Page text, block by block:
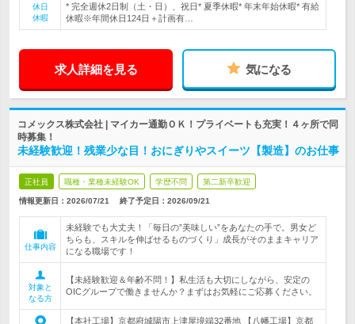
休日
休暇
* 完全週休2日制（土・日）、祝日* 夏季休暇* 年末年始休暇* 有給
休暇※年間休日124日＋計画有…
求人詳細を見る 気になる
コメックス株式会社 | マイカー通勤ＯＫ！プライベートも充実！４ヶ所で同
時募集！
未経験歓迎！残業少な目！おにぎりやスイーツ【製造】のお仕事
正社員 職種・業種未経験OK 学歴不問 第二新卒歓迎
情報更新日：2026/07/21 終了予定日： 2026/09/21
仕事内容
未経験でも大丈夫！「毎日の”美味しい”をあなたの手で。男女ど
ちらも、スキルを伸ばせるものづくり」成長がそのままキャリア
になる職場です！
対象と
なる方
【未経験歓迎＆年齢不問！】私生活も大切にしながら、安定の
OICグループで働きませんか？まずはお気軽にご応募ください。
【本社工場】京都府城陽市上津屋境端32番地 【八幡工場】京都